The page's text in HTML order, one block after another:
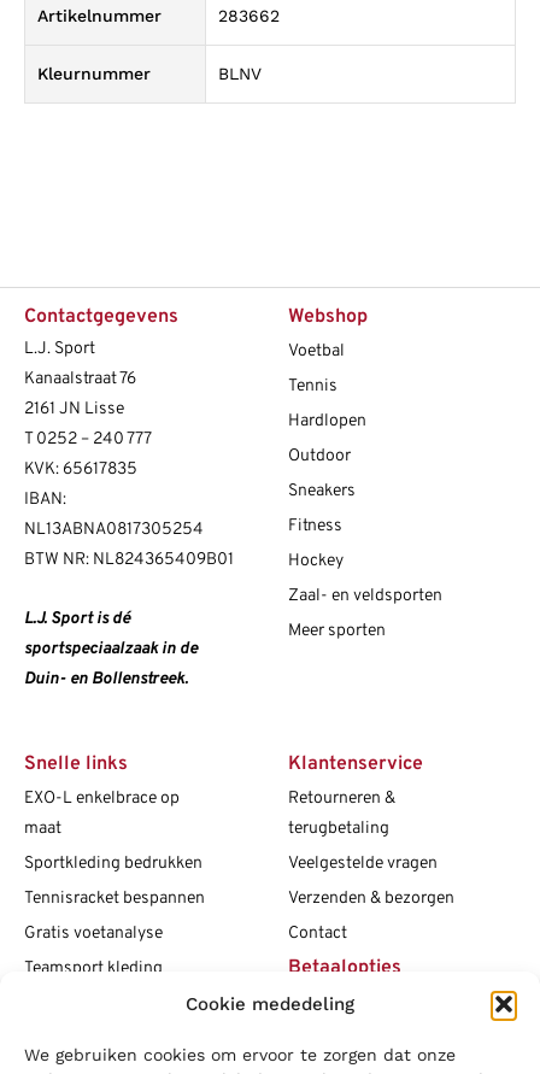
Cookie mededeling
We gebruiken cookies om ervoor te zorgen dat onze
Artikelnummer 283662
Kleurnummer BLNV
Contactgegevens
L.J. Sport
Kanaalstraat 76
2161 JN Lisse
T 0252 – 240 777
KVK: 65617835
IBAN:
NL13ABNA0817305254
BTW NR: NL824365409B01
L.J. Sport is dé
sportspeciaalzaak in de
Duin- en Bollenstreek.
Webshop
Voetbal
Tennis
Hardlopen
Outdoor
Sneakers
Fitness
Hockey
Zaal- en veldsporten
Meer sporten
Snelle links
EXO-L enkelbrace op
maat
Sportkleding bedrukken
Tennisracket bespannen
Gratis voetanalyse
Teamsport kleding
Klantenservice
Retourneren &
terugbetaling
Veelgestelde vragen
Verzenden & bezorgen
Contact
Betaalopties
Social media